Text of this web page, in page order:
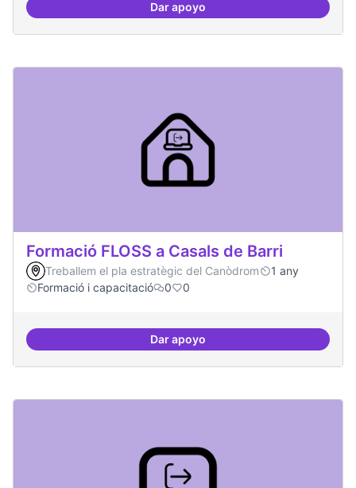
Dar apoyoÀrees de formació definides i
Formació FLOSS a Casals de Barri
Treballem el pla estratègic del Canòdrom
1 any
Formació i capacitació
0 0
Dar apoyoFormació FLOSS a Casals de